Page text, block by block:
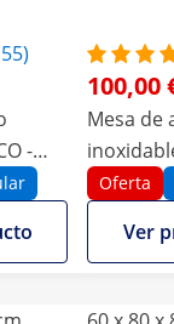
-
kg -
100,00
Mesa de
x 60 cm
Royal
Oferta
Ver